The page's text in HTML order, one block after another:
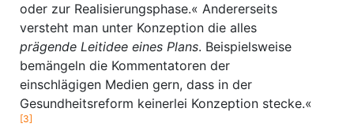
oder zur Realisierungsphase.« Andererseits
versteht man unter Konzeption die alles
prägende Leitidee eines Plans. Beispielsweise
bemängeln die Kommentatoren der
einschlägigen Medien gern, dass in der
Gesundheitsreform keinerlei Konzeption stecke.«
[3]